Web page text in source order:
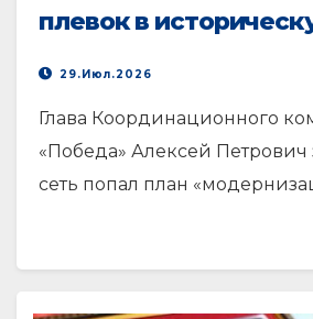
плевок в
29.Июл.2026
Глава Координационного
«Победа» Алексей Петрович
сеть попал план